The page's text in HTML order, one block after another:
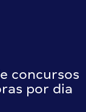
concursos
por dia